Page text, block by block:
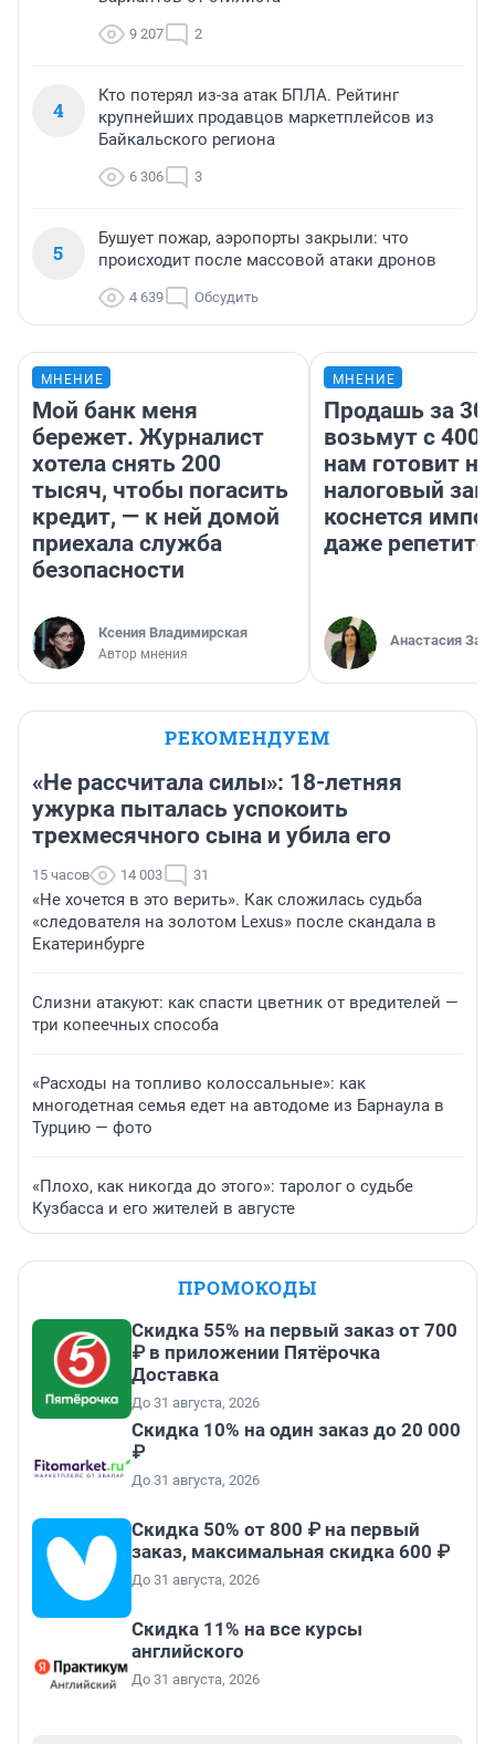
9 207 2
4
Кто потерял из-за атак БПЛА. Рейтинг
крупнейших продавцов маркетплейсов из
Байкальского региона
6 306 3
5
Бушует пожар, аэропорты закрыли: что
происходит после массовой атаки дронов
4 639 Обсудить
МНЕНИЕ
Мой банк меня
бережет. Журналист
хотела снять 200
тысяч, чтобы погасить
кредит, — к ней домой
приехала служба
безопасности
Ксения Владимирская
Автор мнения
МНЕНИЕ
Продашь за
возьмут с
нам готовит
налоговый
коснется
даже
Анастасия
РЕКОМЕНДУЕМ
«Не рассчитала силы»: 18-летняя
ужурка пыталась успокоить
трехмесячного сына и убила его
15 часов 14 003 31
«Не хочется в это верить». Как сложилась судьба
«следователя на золотом Lexus» после скандала в
Екатеринбурге
Слизни атакуют: как спасти цветник от вредителей —
три копеечных способа
«Расходы на топливо колоссальные»: как
многодетная семья едет на автодоме из Барнаула в
Турцию — фото
«Плохо, как никогда до этого»: таролог о судьбе
Кузбасса и его жителей в августе
ПРОМОКОДЫ
Скидка 55% на первый заказ от 700
₽ в приложении Пятёрочка
Доставка
До 31 августа, 2026
Скидка 10% на один заказ до 20 000
₽
До 31 августа, 2026
Скидка 50% от 800 ₽ на первый
заказ, максимальная скидка 600 ₽
До 31 августа, 2026
Скидка 11% на все курсы
английского
До 31 августа, 2026